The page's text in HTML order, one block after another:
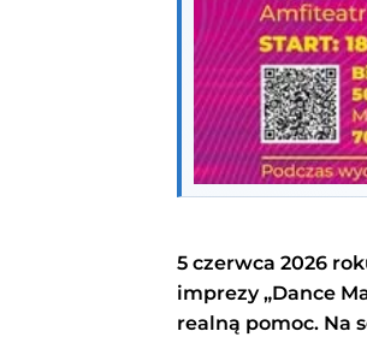
5 czerwca 2026
imprezy „Dance
realną pomoc. Na